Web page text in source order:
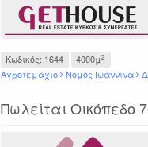
Κωδικός: 1644 4000μ2
Αγροτεμάχιο Νομός Ιωάννινα
Πωλείται Οικόπεδο